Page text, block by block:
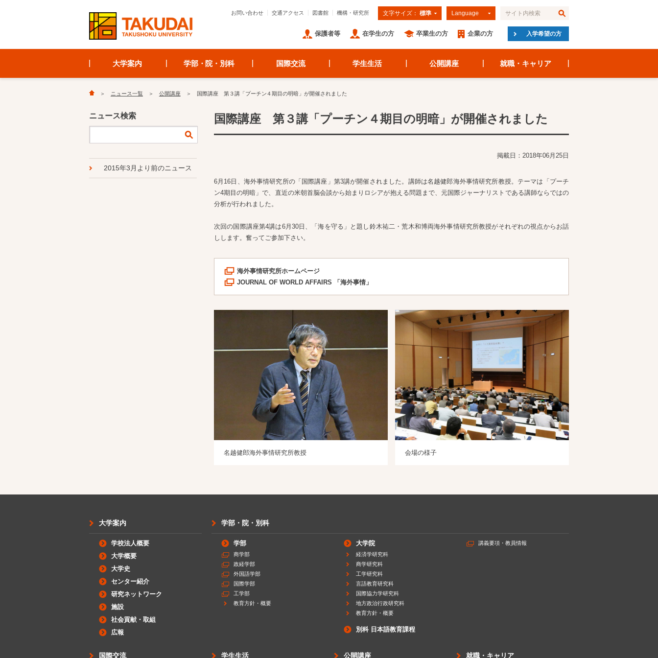
Language
文字サイズ： 標準
お問い合わせ 交通アクセス 図書館 機構・研究所
入学希望の方
保護者等 在学生の方 卒業生の方 企業の方
大学案内 学部・院・別科 国際交流 学生生活 公開講座 就職・キャリア
ニュース一覧 公開講座 国際講座 第３講「プーチン４期目の明暗」が開催されました
国際講座 第３講「プーチン４期目の明暗」が開催されました
掲載日：2018年06月25日
6月16日、海外事情研究所の「国際講座」第3講が開催されました。講師は名越健郎海外事情研究所教授。テーマは「プーチ
ン4期目の明暗」で、直近の米朝首脳会談から始まりロシアが抱える問題まで、元国際ジャーナリストである講師ならではの
分析が行われました。
次回の国際講座第4講は6月30日、「海を守る」と題し鈴木祐二・荒木和博両海外事情研究所教授がそれぞれの視点からお話
しします。奮ってご参加下さい。
海外事情研究所ホームページ
JOURNAL OF WORLD AFFAIRS 「海外事情」
名越健郎海外事情研究所教授 会場の様子
ニュース検索
2015年3月より前のニュース
大学案内
学校法人概要
大学概要
大学史
センター紹介
研究ネットワーク
施設
社会貢献・取組
広報
学部・院・別科
学部
商学部
政経学部
外国語学部
国際学部
工学部
教育方針・概要
大学院
経済学研究科
商学研究科
工学研究科
言語教育研究科
国際協力学研究科
地方政治行政研究科
教育方針・概要
別科 日本語教育課程
講義要項・教員情報
国際交流 学生生活 公開講座 就職・キャリア